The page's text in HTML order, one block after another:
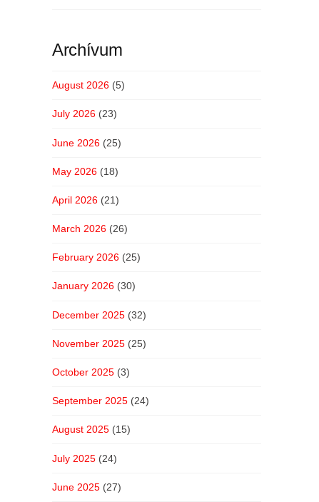
Archívum
August 2026 (5)
July 2026 (23)
June 2026 (25)
May 2026 (18)
April 2026 (21)
March 2026 (26)
February 2026 (25)
January 2026 (30)
December 2025 (32)
November 2025 (25)
October 2025 (3)
September 2025 (24)
August 2025 (15)
July 2025 (24)
June 2025 (27)